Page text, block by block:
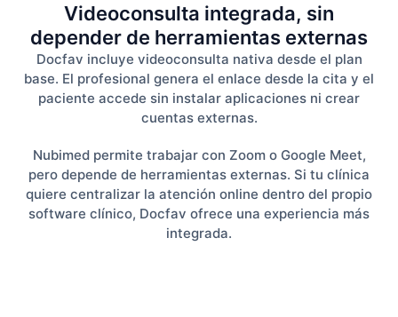
Videoconsulta integrada, sin
depender de herramientas externas
Docfav incluye videoconsulta nativa desde el plan
base. El profesional genera el enlace desde la cita y el
paciente accede sin instalar aplicaciones ni crear
cuentas externas.
Nubimed permite trabajar con Zoom o Google Meet,
pero depende de herramientas externas. Si tu clínica
quiere centralizar la atención online dentro del propio
software clínico, Docfav ofrece una experiencia más
integrada.